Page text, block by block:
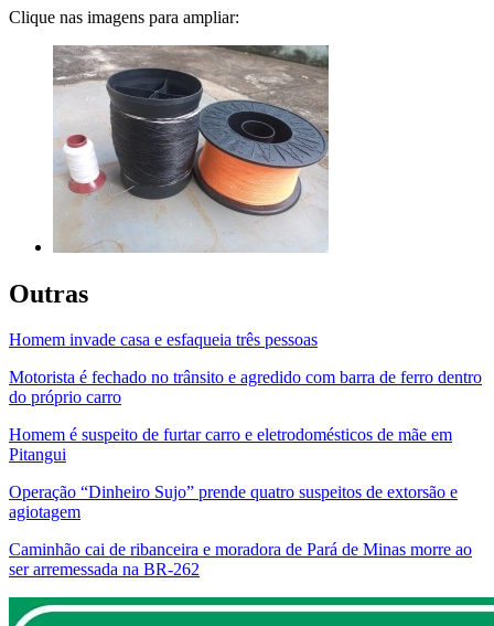
Clique nas imagens para ampliar:
Outras
Homem invade casa e esfaqueia três pessoas
Motorista é fechado no trânsito e agredido com barra de ferro dentro
do próprio carro
Homem é suspeito de furtar carro e eletrodomésticos de mãe em
Pitangui
Operação “Dinheiro Sujo” prende quatro suspeitos de extorsão e
agiotagem
Caminhão cai de ribanceira e moradora de Pará de Minas morre ao
ser arremessada na BR-262